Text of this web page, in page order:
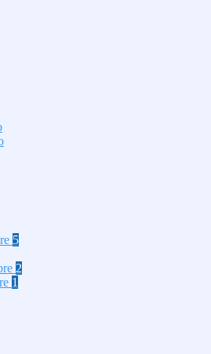
5
2
1